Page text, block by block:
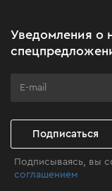
Клуб мастерства
Уведомления о
Подписаться
Подписываясь, вы
соглашением